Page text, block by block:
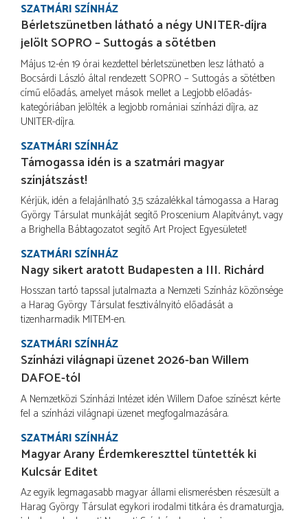
SZATMÁRI SZÍNHÁZ
Bérletszünetben látható a négy UNITER-díjra
jelölt SOPRO – Suttogás a sötétben
Május 12-én 19 órai kezdettel bérletszünetben lesz látható a
Bocsárdi László által rendezett SOPRO – Suttogás a sötétben
című előadás, amelyet mások mellet a Legjobb előadás-
kategóriában jelölték a legjobb romániai színházi díjra, az
UNITER-díjra.
SZATMÁRI SZÍNHÁZ
Támogassa idén is a szatmári magyar
színjátszást!
Kérjük, idén a felajánlható 3,5 százalékkal támogassa a Harag
György Társulat munkáját segítő Proscenium Alapítványt, vagy
a Brighella Bábtagozatot segítő Art Project Egyesületet!
SZATMÁRI SZÍNHÁZ
Nagy sikert aratott Budapesten a III. Richárd
Hosszan tartó tapssal jutalmazta a Nemzeti Színház közönsége
a Harag György Társulat fesztiválnyitó előadását a
tizenharmadik MITEM-en.
SZATMÁRI SZÍNHÁZ
Színházi világnapi üzenet 2026-ban Willem
DAFOE-tól
A Nemzetközi Színházi Intézet idén Willem Dafoe színészt kérte
fel a színházi világnapi üzenet megfogalmazására.
SZATMÁRI SZÍNHÁZ
Magyar Arany Érdemkereszttel tüntették ki
Kulcsár Editet
Az egyik legmagasabb magyar állami elismerésben részesült a
Harag György Társulat egykori irodalmi titkára és dramaturgja,